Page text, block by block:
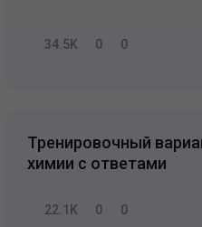
34.5K 0 0
Тренировочный
химии с ответами
22.1K 0 0